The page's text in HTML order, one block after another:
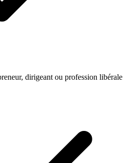
dirigeant ou profession libérale